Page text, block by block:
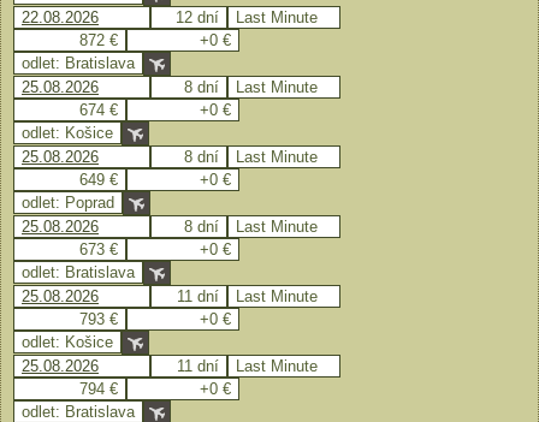
22.08.2026
12 dní
Last Minute
872 €
+0 €
odlet: Bratislava
25.08.2026
8 dní
Last Minute
674 €
+0 €
odlet: Košice
25.08.2026
8 dní
Last Minute
649 €
+0 €
odlet: Poprad
25.08.2026
8 dní
Last Minute
673 €
+0 €
odlet: Bratislava
25.08.2026
11 dní
Last Minute
793 €
+0 €
odlet: Košice
25.08.2026
11 dní
Last Minute
794 €
+0 €
odlet: Bratislava